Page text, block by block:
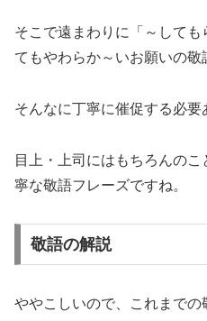
そこで遠まわりに「～して
てもやわらか～いお願いの敬
そんなに丁寧に催促する必要
目上・上司にはもちろんの
寧な敬語フレーズですね。
敬語の解説
ややこしいので、これまでの